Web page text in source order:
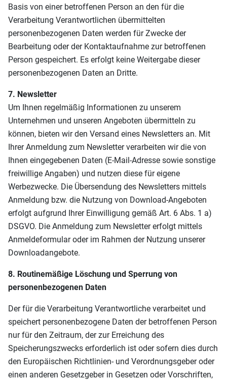
Basis von einer betroffenen Person an den für die
Verarbeitung Verantwortlichen übermittelten
personenbezogenen Daten werden für Zwecke der
Bearbeitung oder der Kontaktaufnahme zur betroffenen
Person gespeichert. Es erfolgt keine Weitergabe dieser
personenbezogenen Daten an Dritte.
7. Newsletter
Um Ihnen regelmäßig Informationen zu unserem
Unternehmen und unseren Angeboten übermitteln zu
können, bieten wir den Versand eines Newsletters an. Mit
Ihrer Anmeldung zum Newsletter verarbeiten wir die von
Ihnen eingegebenen Daten (E-Mail-Adresse sowie sonstige
freiwillige Angaben) und nutzen diese für eigene
Werbezwecke. Die Übersendung des Newsletters mittels
Anmeldung bzw. die Nutzung von Download-Angeboten
erfolgt aufgrund Ihrer Einwilligung gemäß Art. 6 Abs. 1 a)
DSGVO. Die Anmeldung zum Newsletter erfolgt mittels
Anmeldeformular oder im Rahmen der Nutzung unserer
Downloadangebote.
8. Routinemäßige Löschung und Sperrung von
personenbezogenen Daten
Der für die Verarbeitung Verantwortliche verarbeitet und
speichert personenbezogene Daten der betroffenen Person
nur für den Zeitraum, der zur Erreichung des
Speicherungszwecks erforderlich ist oder sofern dies durch
den Europäischen Richtlinien- und Verordnungsgeber oder
einen anderen Gesetzgeber in Gesetzen oder Vorschriften,